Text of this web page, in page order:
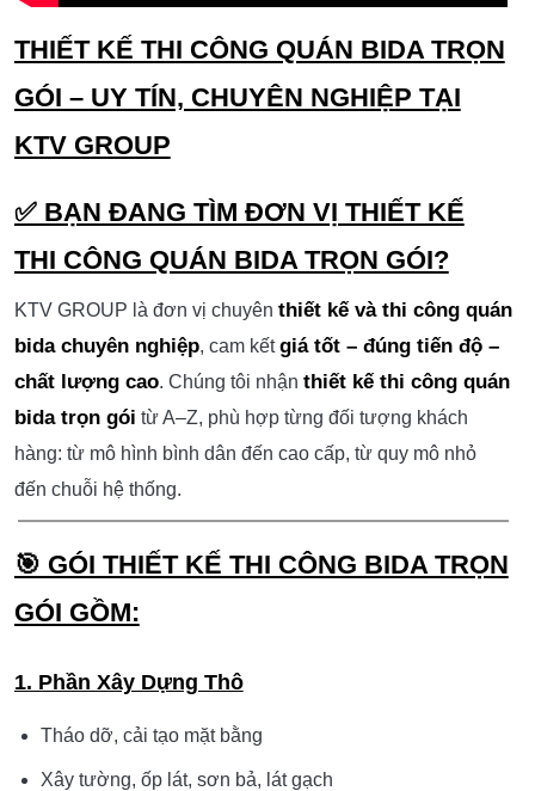
THIẾT KẾ THI CÔNG QUÁN BIDA TRỌN
GÓI – UY TÍN, CHUYÊN NGHIỆP TẠI
KTV GROUP
✅ BẠN ĐANG TÌM ĐƠN VỊ THIẾT KẾ
THI CÔNG QUÁN BIDA TRỌN GÓI?
KTV GROUP là đơn vị chuyên thiết kế và thi công quán
bida chuyên nghiệp, cam kếtgiá tốt – đúng tiến độ –
chất lượng cao. Chúng tôi nhận thiết kế thi công quán
bida trọn gói từ A–Z, phù hợp từng đối tượng khách
hàng: từ mô hình bình dân đến cao cấp, từ quy mô nhỏ
đến chuỗi hệ thống.
🎯 GÓI THIẾT KẾ THI CÔNG BIDA TRỌN
GÓI GỒM:
1. Phần Xây Dựng Thô
Tháo dỡ, cải tạo mặt bằng
Xây tường, ốp lát, sơn bả, lát gạch